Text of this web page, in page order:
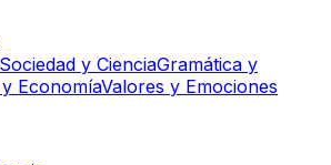
Sociedad y CienciaGramática y
EconomíaValores y Emociones